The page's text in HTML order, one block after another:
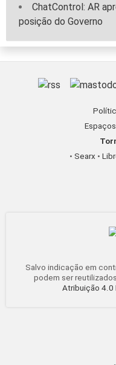
ChatControl: AR
posição do Governo
• Searx •
Salvo indicação em
podem ser
Atribuição 4.0